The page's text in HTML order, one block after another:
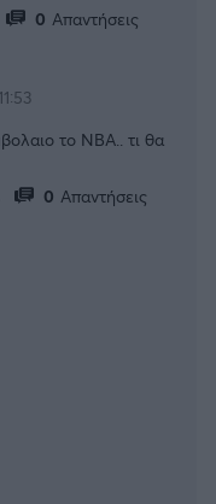
0 Απαντήσεις
το NBA.. τι θα
0 Απαντήσεις